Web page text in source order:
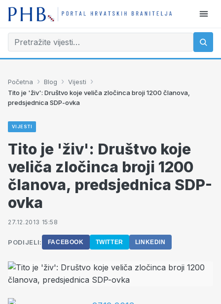
Početna › Blog › Vijesti ›
Tito je 'živ': Društvo koje veliča zločinca broji 1200 članova,
predsjednica SDP-ovka
VIJESTI
Tito je 'živ': Društvo koje
veliča zločinca broji 1200
članova, predsjednica SDP-
ovka
27.12.2013 15:58
PODIJELI: FACEBOOK TWITTER LINKEDIN